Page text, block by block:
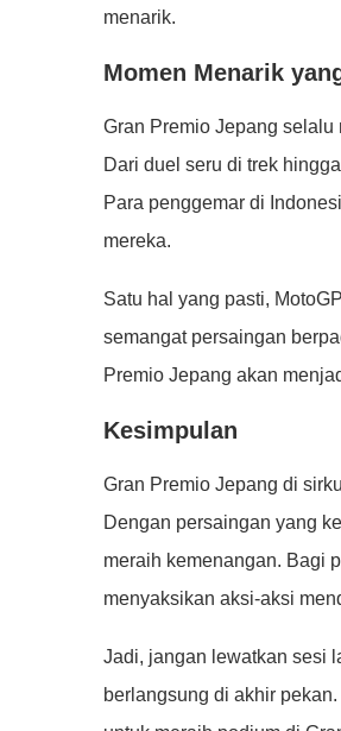
menarik.
Momen Menarik
Gran Premio Jepang selalu
Dari duel seru di trek
Para penggemar di
mereka.
Satu hal yang pasti,
semangat persaingan
Premio Jepang akan
Kesimpulan
Gran Premio Jepang di
Dengan persaingan yang
meraih kemenangan. Bagi
menyaksikan aksi-aksi
Jadi, jangan lewatkan sesi
berlangsung di akhir